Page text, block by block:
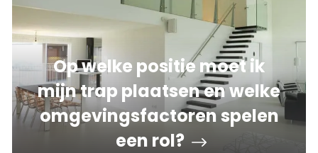
Op welke positie moet ik
mijn trap plaatsen en welke
omgevingsfactoren spelen
een rol?